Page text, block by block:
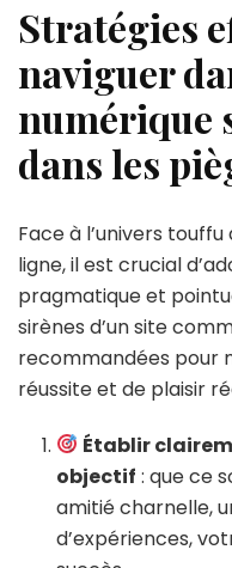
Stratégies
naviguer
numérique
dans les
Face à l’univers
ligne, il est crucial
pragmatique et
sirènes d’un site
recommandées pour
réussite et de plaisir
Établir
objectif : que ce
amitié charnelle,
d’expériences,